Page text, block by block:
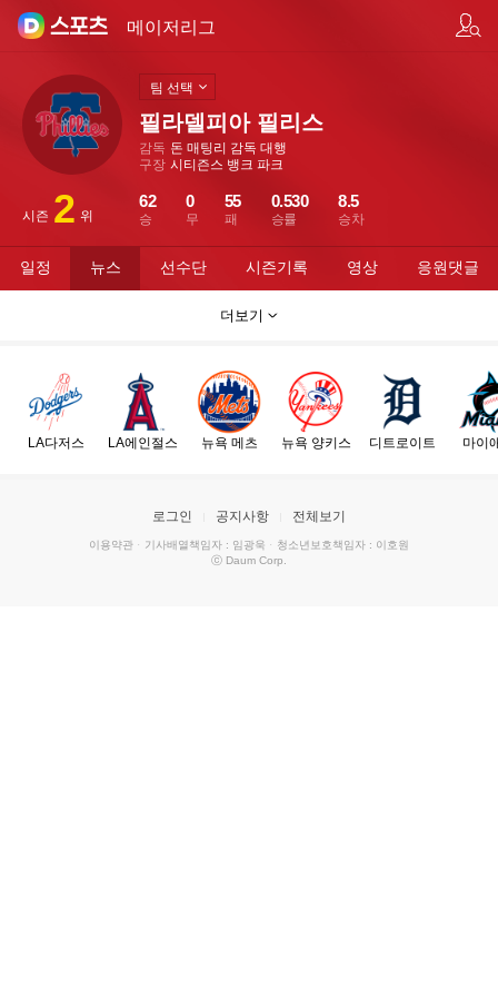
메이저리그
필라델피아 필리스
감독 돈 매팅리 감독 대행
구장 시티즌스 뱅크 파크
시즌 2 위 승
62
무
0
패
55
승률
0.530
승차
8.5
팀 선택
일정 뉴스 선수단 시즌기록 영상 응원댓글
더보기
LA다저스 LA에인절스 뉴욕 메츠 뉴욕 양키스 디트로이트 마이
로그인 공지사항 전체보기
이용약관 · 기사배열책임자 : 임광욱 · 청소년보호책임자 : 이호원
ⓒ Daum Corp.